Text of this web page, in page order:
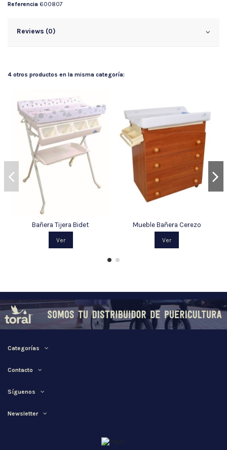
Referencia 600807
Reviews (0)
4 otros productos en la misma categoría:
Bañera Tijera Bidet
Ver
Mueble Bañera Cerezo
Ver
Categorías
Contacto
Síguenos
Newsletter